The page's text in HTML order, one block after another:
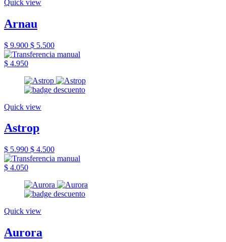
Quick view
Arnau
$ 9.900 $ 5.500
$ 4.950
Quick view
Astrop
$ 5.990 $ 4.500
$ 4.050
Quick view
Aurora